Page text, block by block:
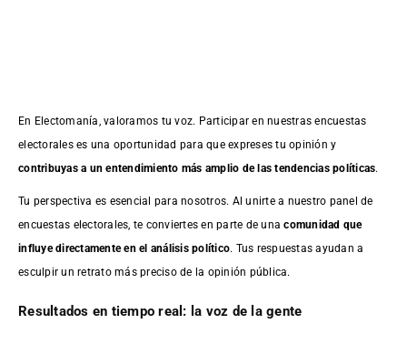
En Electomanía, valoramos tu voz. Participar en nuestras encuestas
electorales es una oportunidad para que expreses tu opinión y
contribuyas a un entendimiento más amplio de las tendencias políticas.
Tu perspectiva es esencial para nosotros. Al unirte a nuestro panel de
encuestas electorales, te conviertes en parte de unacomunidad que
influye directamente en el análisis político. Tus respuestas ayudan a
esculpir un retrato más preciso de la opinión pública.
Resultados en tiempo real: la voz de la gente